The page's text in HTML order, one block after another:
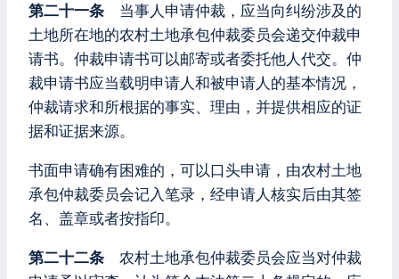
第二十一条 当事人申请仲裁，应当向纠纷涉及的
土地所在地的农村土地承包仲裁委员会递交仲裁申
请书。仲裁申请书可以邮寄或者委托他人代交。仲
裁申请书应当载明申请人和被申请人的基本情况，
仲裁请求和所根据的事实、理由，并提供相应的证
据和证据来源。
书面申请确有困难的，可以口头申请，由农村土地
承包仲裁委员会记入笔录，经申请人核实后由其签
名、盖章或者按指印。
第二十二条 农村土地承包仲裁委员会应当对仲裁